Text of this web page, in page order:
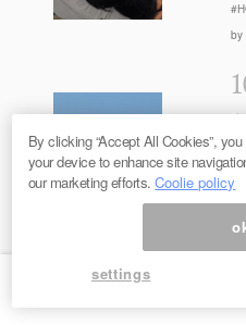
by
#
By clicking “Accept All Cookies”,
your device to enhance site
our marketing efforts.Coolie policy
settings